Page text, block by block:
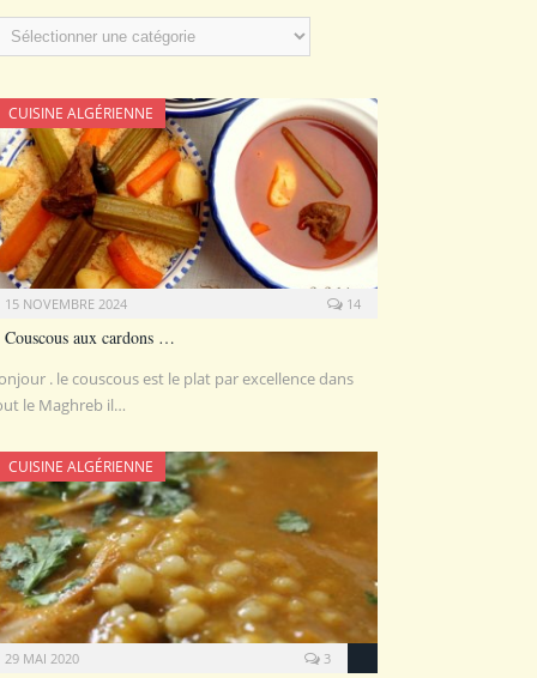
CUISINE ALGÉRIENNE
15 NOVEMBRE 2024 14
Couscous aux cardons …
. le couscous est le plat par excellence dans
le Maghreb il…
CUISINE ALGÉRIENNE
29 MAI 2020 3